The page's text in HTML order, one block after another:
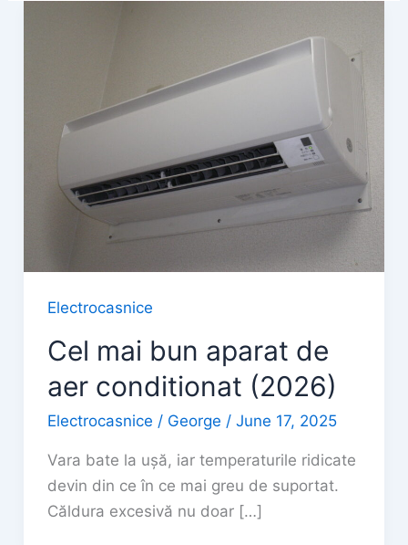
Electrocasnice
Cel mai bun aparat de
aer conditionat (2026)
Electrocasnice / George / June 17, 2025
Vara bate la ușă, iar temperaturile ridicate
devin din ce în ce mai greu de suportat.
Căldura excesivă nu doar […]